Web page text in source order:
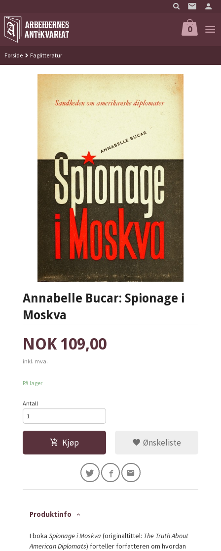
til
innholdet
0
Forside Faglitteratur
Annabelle Bucar: Spionage i
Moskva
Pris
NOK 109,00
inkl. mva.
På lager
Antall
Kjøp Ønskeliste
Produktinfo
I bokaSpionage i Moskva (originaltittel: The Truth About
American Diplomats) forteller forfatteren om hvordan